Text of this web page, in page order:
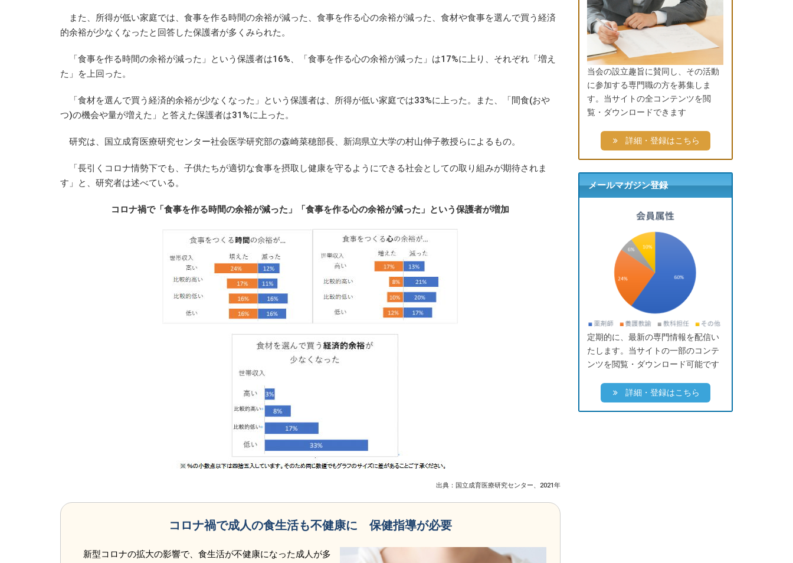
また、所得が低い家庭では、食事を作る時間の余裕が減った、食事を作る心の余裕が減った、食材や食事を選んで買う経済
的余裕が少なくなったと回答した保護者が多くみられた。
「食事を作る時間の余裕が減った」という保護者は16%、「食事を作る心の余裕が減った」は17%に上り、それぞれ「増え
た」を上回った。
「食材を選んで買う経済的余裕が少なくなった」という保護者は、所得が低い家庭では33%に上った。また、「間食(おや
つ)の機会や量が増えた」と答えた保護者は31%に上った。
研究は、国立成育医療研究センター社会医学研究部の森崎菜穂部長、新潟県立大学の村山伸子教授らによるもの。
「長引くコロナ情勢下でも、子供たちが適切な食事を摂取し健康を守るようにできる社会としての取り組みが期待されま
す」と、研究者は述べている。
コロナ禍で「食事を作る時間の余裕が減った」「食事を作る心の余裕が減った」という保護者が増加
出典：国立成育医療研究センター、2021年
コロナ禍で成人の食生活も不健康に 保健指導が必要
新型コロナの拡大の影響で、食生活が不健康になった成人が多
当会の設立趣旨に賛同し、その活動
に参加する専門職の方を募集しま
す。当サイトの全コンテンツを閲
覧・ダウンロードできます
詳細・登録はこちら
メールマガジン登録
定期的に、最新の専門情報を配信い
たします。当サイトの一部のコンテ
ンツを閲覧・ダウンロード可能です
詳細・登録はこちら